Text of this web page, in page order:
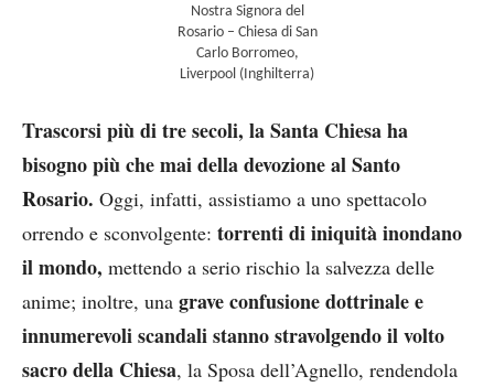
Nostra Signora del
Rosario – Chiesa di San
Carlo Borromeo,
Liverpool (Inghilterra)
Trascorsi più di tre secoli, la Santa Chiesa ha
bisogno più che mai della devozione al Santo
Rosario. Oggi, infatti, assistiamo a uno spettacolo
orrendo e sconvolgente: torrenti di iniquità inondano
il mondo, mettendo a serio rischio la salvezza delle
anime; inoltre, una grave confusione dottrinale e
innumerevoli scandali stanno stravolgendo il volto
sacro della Chiesa, la Sposa dell’Agnello, rendendola